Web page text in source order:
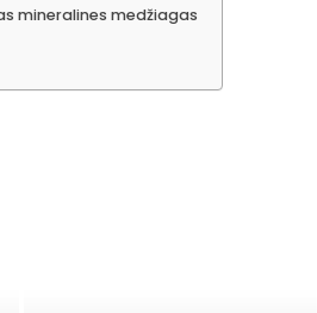
mineralines medžiagas